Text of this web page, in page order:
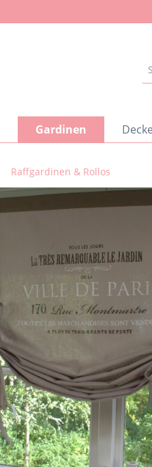
Gardinen
Raffgardinen & Rollos